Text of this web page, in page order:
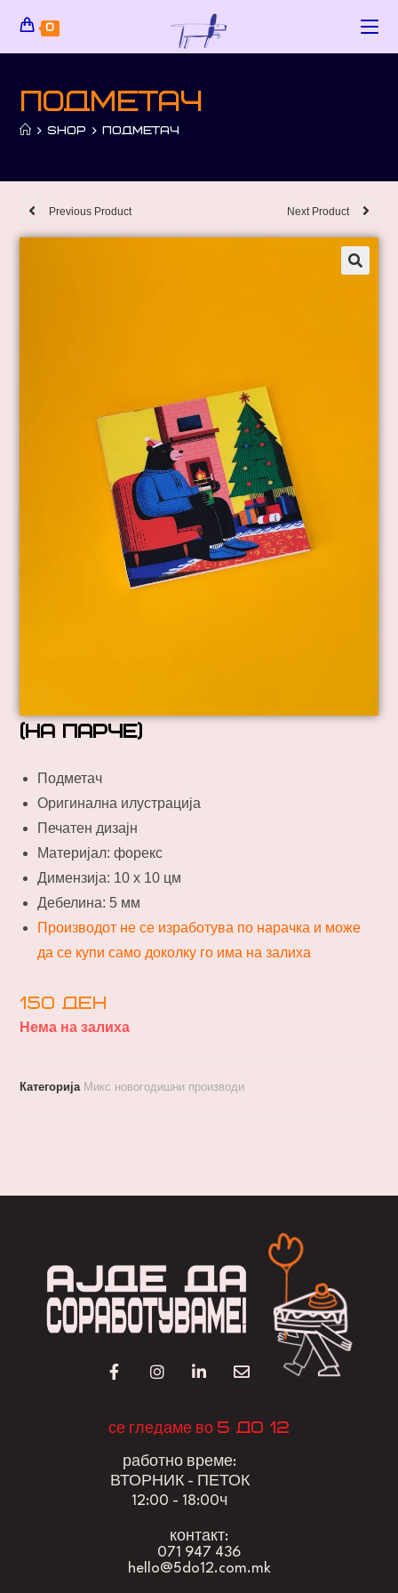
0
Подметач
> SHOP > ПОДМЕТАЧ
Previous Product Next Product
(на парче)
Подметач
Оригинална илустрација
Печатен дизајн
Материјал: форекс
Димензија: 10 х 10 цм
Дебелина: 5 мм
Производот не се изработува по нарачка и може
да се купи само доколку го има на залиха
150ден
Нема на залиха
Категорија Микс новогодишни производи
се гледаме во 5 до 12
работно време:
ВТОРНИК - ПЕТОК
12:00 - 18:00ч
контакт:
071 947 436
hello@5do12.com.mk